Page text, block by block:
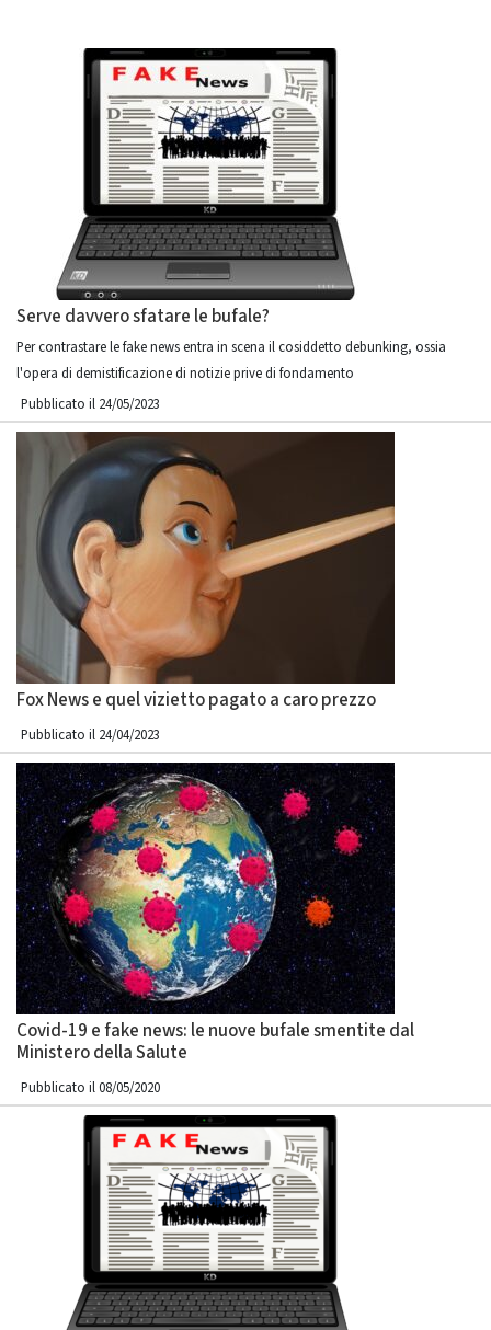
Serve davvero sfatare le bufale?
Per contrastare le fake news entra in scena il cosiddetto debunking, ossia
l'opera di demistificazione di notizie prive di fondamento
Pubblicato il 24/05/2023
Fox News e quel vizietto pagato a caro prezzo
Pubblicato il 24/04/2023
Covid-19 e fake news: le nuove bufale smentite dal
Ministero della Salute
Pubblicato il 08/05/2020